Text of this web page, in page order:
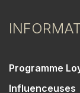
Programme
Influenceuses